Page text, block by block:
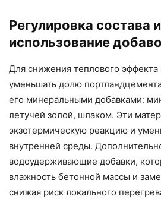
Регулировка состава и
использование
Для снижения теплового эффекта
уменьшать долю
его минеральными добавками:
летучей золой, шлаком. Эти
экзотермическую реакцию и
внутренней среды.
водоудерживающие добавки,
влажность бетонной массы и
снижая риск локального